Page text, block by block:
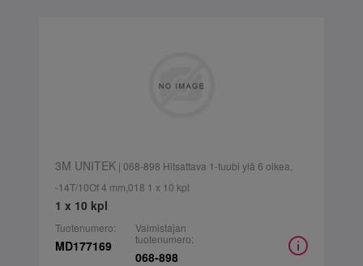
3M UNITEK| 068-898 Hitsattava 1-tuubi ylä 6 oikea,
-14T/10Of 4 mm,018 1 x 10 kpl
1 x 10 kpl
Tuotenumero:
MD177169
Valmistajan
tuotenumero:
068-898